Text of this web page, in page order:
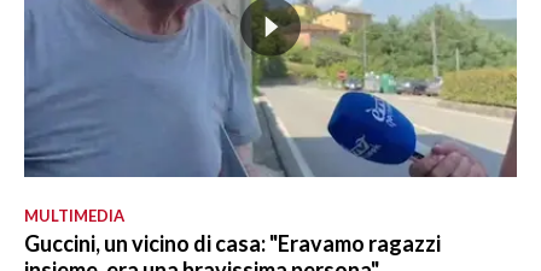
MULTIMEDIA
Guccini, un vicino di casa: "Eravamo ragazzi